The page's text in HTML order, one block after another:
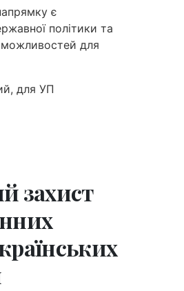
є
політики та
для
для УП
захист